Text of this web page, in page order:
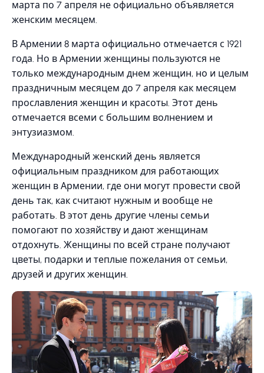
марта по 7 апреля не официально объявляется
женским месяцем.
В Армении 8 марта официально отмечается с 1921
года. Но в Армении женщины пользуются не
только международным днем женщин, но и целым
праздничным месяцем до 7 апреля как месяцем
прославления женщин и красоты. Этот день
отмечается всеми с большим волнением и
энтузиазмом.
Международный женский день является
официальным праздником для работающих
женщин в Армении, где они могут провести свой
день так, как считают нужным и вообще не
работать. В этот день другие члены семьи
помогают по хозяйству и дают женщинам
отдохнуть. Женщины по всей стране получают
цветы, подарки и теплые пожелания от семьи,
друзей и других женщин.